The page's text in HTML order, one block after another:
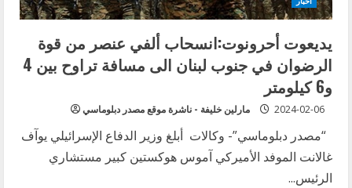
يديعوت أحرونوت:انسحاب ألفي عنصر من قوة
الرضوان في جنوب لبنان الى مسافة تراوح بين 4
و6 كيلومتر
مارلين خليفة - ناشرة موقع مصدر دبلوماسي 2024-02-06
“مصدر دبلوماسي”- وكالات أبلغ وزير الدفاع الإسرائيلي يوآف
غالانت الموفد الأميركي آموس هوكستين كبير مستشاري
الرئيس...